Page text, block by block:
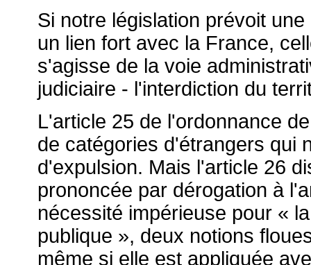
Si notre législation prévoit
un lien fort avec la France,
s'agisse de la voie
judiciaire - l'interdiction du
L'article 25 de l'ordonnance
de catégories d'étrangers qui
d'expulsion. Mais l'article 26
prononcée par dérogation à
nécessité impérieuse pour «
publique », deux notions
même si elle est appliquée